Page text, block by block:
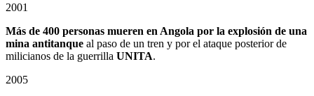
2001
Más de 400 personas mueren en Angola por la explosión de una
mina antitanque al paso de un tren y por el ataque posterior de
milicianos de la guerrilla UNITA.
2005